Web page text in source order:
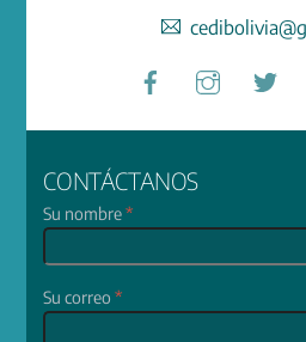
Facebook
CONTÁCTANOS
Su nombre*
Su correo*